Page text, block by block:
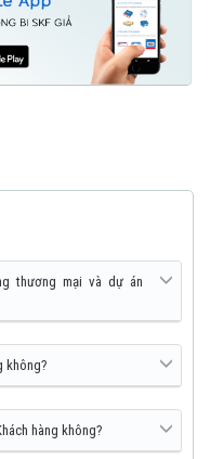
thương mại và dự án
không?
hàng không?